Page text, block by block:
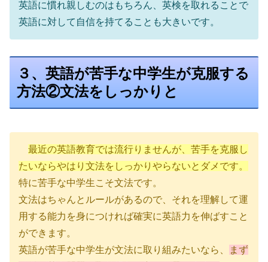
英語に慣れ親しむのはもちろん、英検を取れることで
英語に対して自信を持てることも大きいです。
３、英語が苦手な中学生が克服する
方法②文法をしっかりと
最近の英語教育では流行りませんが、苦手を克服し
たいならやはり文法をしっかりやらないとダメです。
特に苦手な中学生こそ文法です。
文法はちゃんとルールがあるので、それを理解して運
用する能力を身につければ確実に英語力を伸ばすこと
ができます。
英語が苦手な中学生が文法に取り組みたいなら、
まず